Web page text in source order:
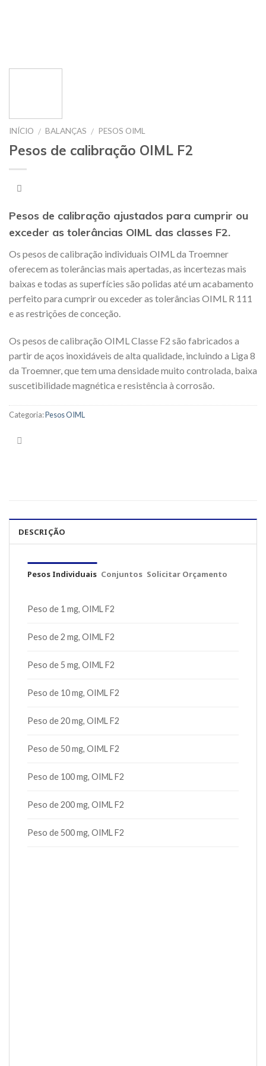
INÍCIO / BALANÇAS / PESOS OIML
Pesos de calibração OIML F2
Pesos de calibração ajustados para cumprir ou
exceder as tolerâncias OIML das classes F2.
Os pesos de calibração individuais OIML da Troemner
oferecem as tolerâncias mais apertadas, as incertezas mais
baixas e todas as superfícies são polidas até um acabamento
perfeito para cumprir ou exceder as tolerâncias OIML R 111
e as restrições de conceção.
Os pesos de calibração OIML Classe F2 são fabricados a
partir de aços inoxidáveis de alta qualidade, incluindo a Liga 8
da Troemner, que tem uma densidade muito controlada, baixa
suscetibilidade magnética e resistência à corrosão.
Categoria:Pesos OIML
DESCRIÇÃO
Pesos Individuais Conjuntos Solicitar Orçamento
Peso de 1 mg, OIML F2
Peso de 2 mg, OIML F2
Peso de 5 mg, OIML F2
Peso de 10 mg, OIML F2
Peso de 20 mg, OIML F2
Peso de 50 mg, OIML F2
Peso de 100 mg, OIML F2
Peso de 200 mg, OIML F2
Peso de 500 mg, OIML F2